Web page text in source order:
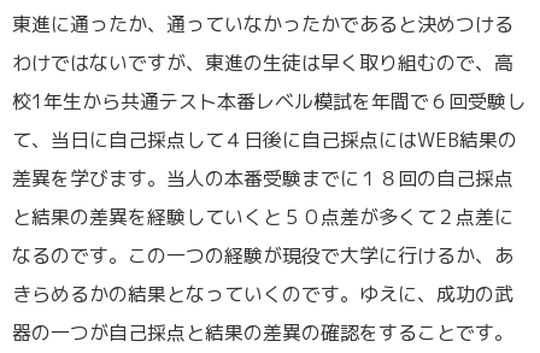
東進に通ったか、通っていなかったかであると決めつける
わけではないですが、東進の生徒は早く取り組むので、高
校1年生から共通テスト本番レベル模試を年間で６回受験し
て、当日に自己採点して４日後に自己採点にはWEB結果の
差異を学びます。当人の本番受験までに１８回の自己採点
と結果の差異を経験していくと５０点差が多くて２点差に
なるのです。この一つの経験が現役で大学に行けるか、あ
きらめるかの結果となっていくのです。ゆえに、成功の武
器の一つが自己採点と結果の差異の確認をすることです。